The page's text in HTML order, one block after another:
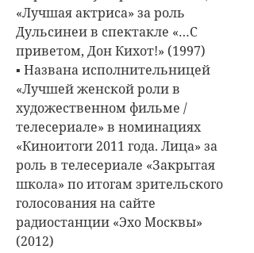
«Лучшая актриса» за роль
Дульсинеи в спектакле «…С
приветом, Дон Кихот!» (1997)
▪ Названа исполнительницей
«Лучшей женской роли в
художественном фильме /
телесериале» в номинациях
«Киноитоги 2011 года. Лица» за
роль в телесериале «Закрытая
школа» по итогам зрительского
голосования на сайте
радиостанции «Эхо Москвы»
(2012)